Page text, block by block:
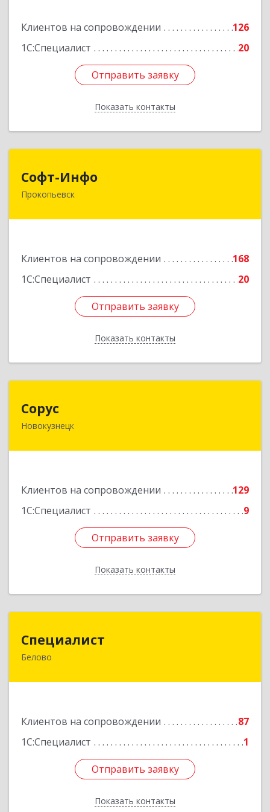
Клиентов на сопровождении
126
1С:Специалист
20
Отправить заявку
Показать контакты
Отправить заявку
Назад
Софт-Инфо
Прокопьевск
Клиентов на сопровождении
168
1С:Специалист
20
Отправить заявку
Показать контакты
653039, Кемеровская область - Кузбасс,
Подробнее
Отправить заявку
Назад
Сорус
Новокузнецк
Клиентов на сопровождении
129
1С:Специалист
9
Отправить заявку
Показать контакты
654005, Кемеровская область - Кузбасс,
Подробнее
Отправить заявку
Назад
Специалист
Белово
Клиентов на сопровождении
87
1С:Специалист
1
Отправить заявку
Показать контакты
Кемеровская обл, Белово г, Ленина ул, дом №
Отправить заявку
Назад